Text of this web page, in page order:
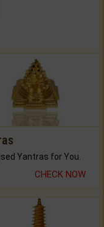
Yantras for You.
CHECK NOW